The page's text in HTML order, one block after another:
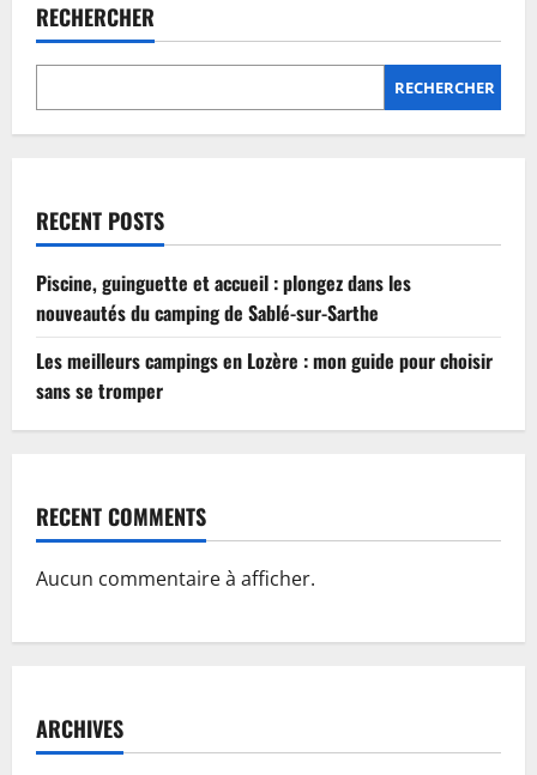
en
Lozère
:
mon
choisir
sans
RECHERCHER
RECHERCHER
RECENT POSTS
Piscine, guinguette et accueil : plongez dans les
nouveautés du camping de Sablé-sur-Sarthe
Les meilleurs campings en Lozère : mon guide pour choisir
sans se tromper
RECENT COMMENTS
Aucun commentaire à afficher.
ARCHIVES